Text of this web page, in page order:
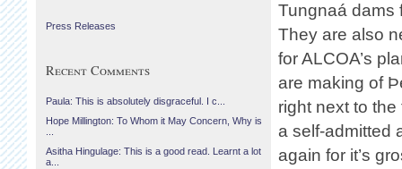
Tungnaá dams
They are also
for ALCOA’s
are making of
right next to
a self-admitted
again for it’s
Press Releases
Recent Comments
Paula: This is absolutely disgraceful. I c...
Hope Millington: To Whom it May Concern, Why is
Asitha Hingulage: This is a good read. Learnt a lot
a...